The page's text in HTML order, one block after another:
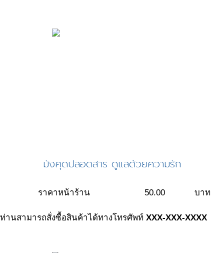
มังคุดปลอดสาร ดูแลด้วยความรัก
ราคาหน้าร้าน 50.00 บาท
ท่านสามารถสั่งซื้อสินค้าได้ทางโทรศัพท์ XXX-XXX-XXXX